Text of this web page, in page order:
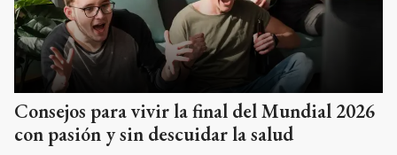
Consejos para vivir la final del Mundial 2026
con pasión y sin descuidar la salud